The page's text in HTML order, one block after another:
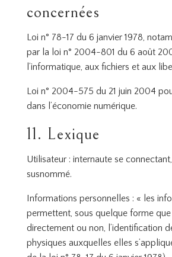
concernées
Loi n° 78-17 du 6 janvier 1978,
par la loi n° 2004-801 du 6 août
l’informatique, aux fichiers et aux
Loi n° 2004-575 du 21 juin 2004
dans l’économie numérique.
11. Lexique
Utilisateur : internaute se
susnommé.
Informations personnelles : « les
permettent, sous quelque forme
directement ou non, l’identification
physiques auxquelles elles